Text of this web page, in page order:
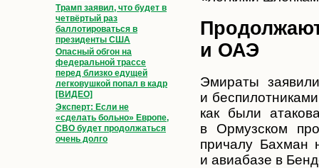
Трамп заявил, что будет в
четвёртый раз
баллотироваться в
президенты США
Опасный обгон на
федеральной трассе
перед близко едущей
легковушкой попал в кадр
[ВИДЕО]
Эксперт: Если не
«сделать больно» Европе,
СВО будет продолжаться
очень долго
и ОАЭ
Эмираты
и
как были
в Ормузском
причалу Бахман
и авиабазе в